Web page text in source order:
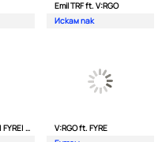
Emil TRF ft. V:RGO
Искам пак
V:RGO ft. Emil TRF| FYRE| 2Bona
V:RGO ft. FYRE